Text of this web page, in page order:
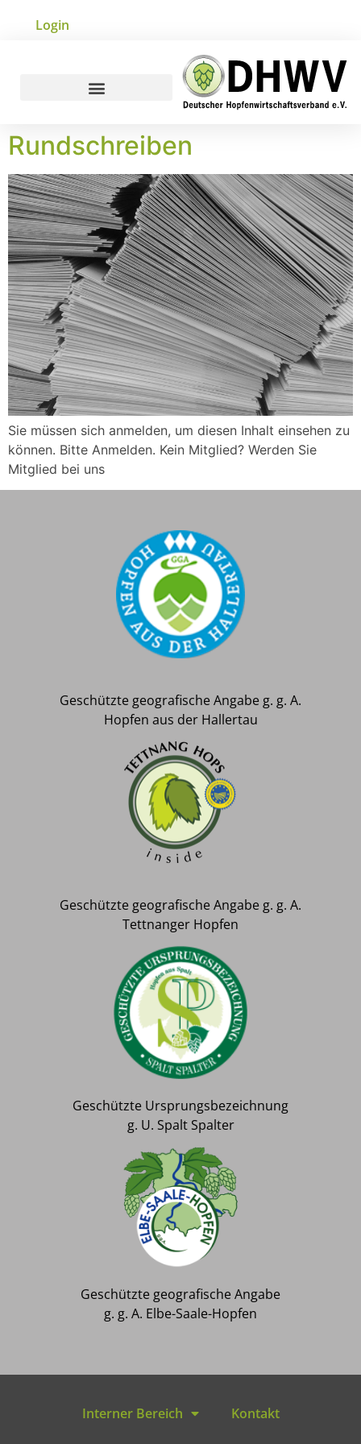
Login
Rund­schreiben
Sie müssen sich anmelden, um diesen Inhalt einsehen zu
können. Bitte Anmelden. Kein Mitglied? Werden Sie
Mitglied bei uns
Geschützte geografische Angabe g. g. A.
Hopfen aus der Hallertau
Geschützte geografische Angabe g. g. A.
Tettnanger Hopfen
Geschützte Ursprungsbezeichnung
g. U. Spalt Spalter
Geschützte geografische Angabe
g. g. A. Elbe-Saale-Hopfen
Interner Bereich Kontakt